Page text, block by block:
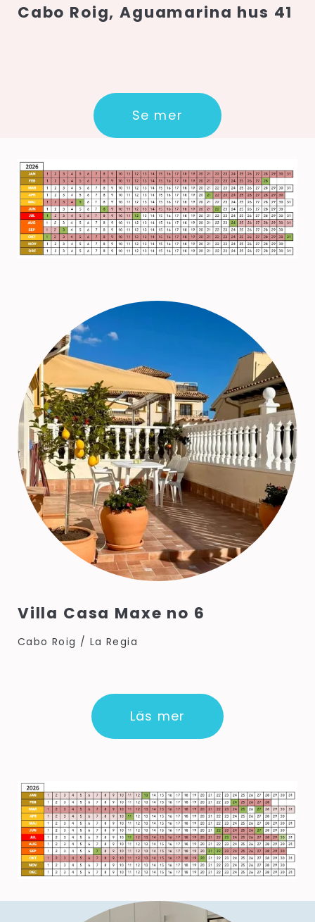
Cabo Roig, Aguamarina hus 41
Se mer
Villa Casa Maxe no 6
Cabo Roig / La Regia
Läs mer